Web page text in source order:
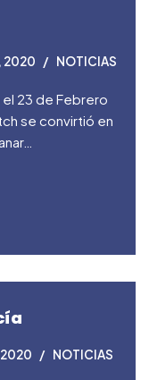
2020 NOTICIAS
el 23 de Febrero
se convirtió en
2020 NOTICIAS